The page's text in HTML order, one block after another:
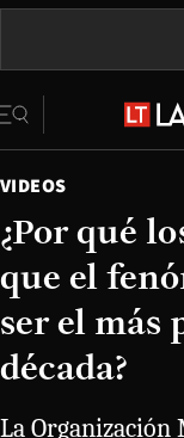
VIDEOS
¿Por qué
que el
ser el más
década?
La